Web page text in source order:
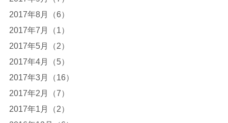
2017年8月（6）
2017年7月（1）
2017年5月（2）
2017年4月（5）
2017年3月（16）
2017年2月（7）
2017年1月（2）